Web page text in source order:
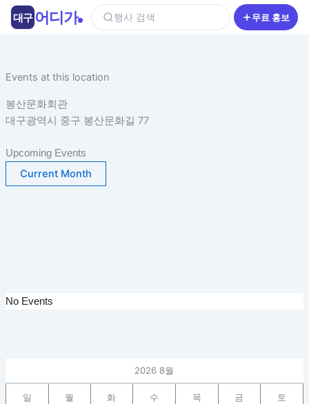
건
뛰
기
Events at this location
봉산문화회관
대구광역시 중구 봉산문화길 77
Upcoming Events
Current Month
No Events
2026 8월
일 월 화 수 목 금 토
대구 어디가 행사 검색 무료 홍보